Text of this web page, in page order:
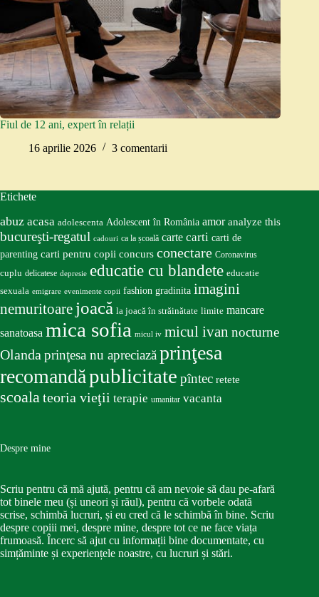
Fiul de 12 ani, expert în relații
16 aprilie 2026
3 comentarii
Etichete
abuz acasa adolescenta Adolescent în România amor analyze this
bucureşti-regatul cadouri ca la școală carte carti carti de
parenting carti pentru copii concurs conectare Coronavirus
cuplu delicatese depresie educatie cu blandete educatie
sexuala emigrare evenimente copii fashion gradinita imagini
nemuritoare joacă la joacă în străinătate limite mancare
sanatoasa mica sofia micul iv micul ivan nocturne
Olanda prinţesa nu apreciază prinţesa
recomandăpublicitate pîntec retete
scoala teoria vieţii terapie umanitar vacanta
Despre mine
Scriu pentru că mă ajută, pentru că am nevoie să dau pe-afară
tot binele meu (și uneori și răul), pentru că vorbele odată
scrise, schimbă lucruri, și eu cred că le schimbă în bine. Scriu
despre copiii mei, despre mine, despre tot ce ne face viața
frumoasă. Încerc să ajut cu informații bine documentate, cu
simțăminte și experiențele noastre, cu lucruri și stări.